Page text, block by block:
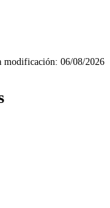
modificación: 06/08/2026